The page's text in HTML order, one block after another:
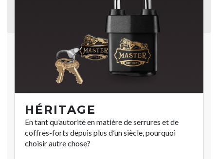
HÉRITAGE
En tant qu’autorité en matière de serrures et de
coffres-forts depuis plus d’un siècle, pourquoi
choisir autre chose?